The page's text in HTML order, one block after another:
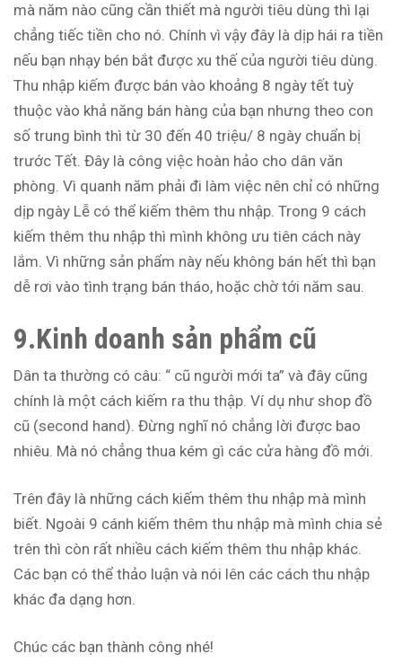
mà năm nào cũng cần thiết mà người tiêu dùng thì lại
chẳng tiếc tiền cho nó. Chính vì vậy đây là dịp hái ra tiền
nếu bạn nhạy bén bắt được xu thế của người tiêu dùng.
Thu nhập kiếm được bán vào khoảng 8 ngày tết tuỳ
thuộc vào khả năng bán hàng của bạn nhưng theo con
số trung bình thì từ 30 đến 40 triệu/ 8 ngày chuẩn bị
trước Tết. Đây là công việc hoàn hảo cho dân văn
phòng. Vì quanh năm phải đi làm việc nên chỉ có những
dịp ngày Lễ có thể kiếm thêm thu nhập. Trong 9 cách
kiếm thêm thu nhập thì mình không ưu tiên cách này
lắm. Vì những sản phẩm này nếu không bán hết thì bạn
dễ rơi vào tình trạng bán tháo, hoặc chờ tới năm sau.
9.Kinh doanh sản phẩm cũ
Dân ta thường có câu: “ cũ người mới ta” và đây cũng
chính là một cách kiếm ra thu thập. Ví dụ như shop đồ
cũ (second hand). Đừng nghĩ nó chẳng lời được bao
nhiêu. Mà nó chẳng thua kém gì các cửa hàng đồ mới.
Trên đây là những cách kiếm thêm thu nhập mà mình
biết. Ngoài 9 cánh kiếm thêm thu nhập mà mình chia sẻ
trên thì còn rất nhiều cách kiếm thêm thu nhập khác.
Các bạn có thể thảo luận và nói lên các cách thu nhập
khác đa dạng hơn.
Chúc các bạn thành công nhé!